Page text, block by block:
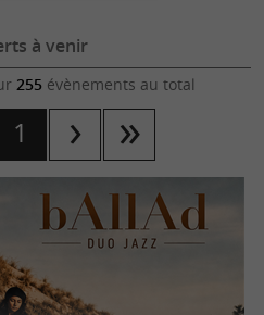
à venir
255 évènements au total
1